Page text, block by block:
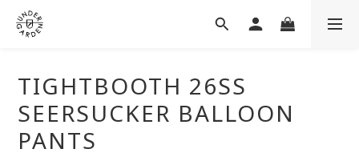
TIGHTBOOTH 26SS
SEERSUCKER BALLOON
PANTS